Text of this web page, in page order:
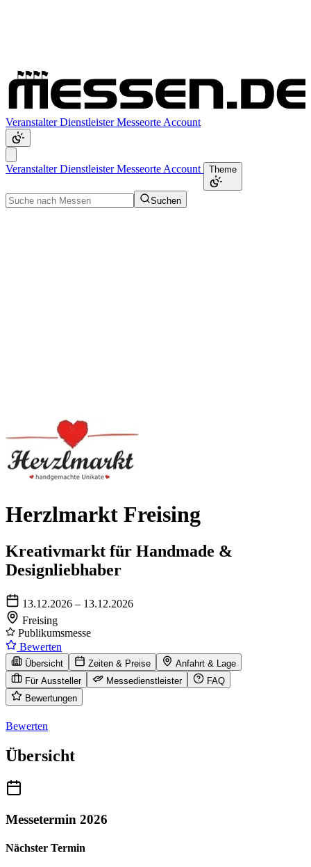
VeranstalterDienstleisterMesseorte Account
VeranstalterDienstleisterMesseorte Account Theme
Suchen
Herzlmarkt Freising
Kreativmarkt für Handmade &
Designliebhaber
13.12.2026 – 13.12.2026
Freising
Publikumsmesse
Bewerten
Übersicht Zeiten & Preise
Anfahrt & Lage
Für Aussteller
Messedienstleister
FAQ
Bewertungen
Bewerten
Übersicht
Messetermin 2026
Nächster Termin